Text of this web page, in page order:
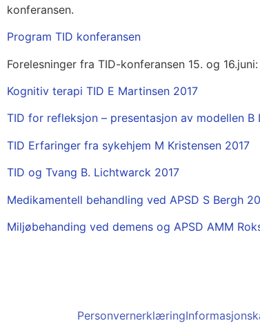
konferansen.
Program TID konferansen
Forelesninger fra TID-konferansen 15. og 16.juni:
Kognitiv terapi TID E Martinsen 2017
TID for refleksjon – presentasjon av modellen B
TID Erfaringer fra sykehjem M Kristensen 2017
TID og Tvang B. Lichtwarck 2017
Medikamentell behandling ved APSD S Bergh
Miljøbehanding ved demens og APSD AMM
Personvernerklæring